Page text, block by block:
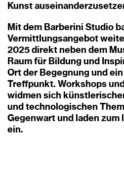
Kunst
Mit dem Barberini Studio
Vermittlungsangebot
2025 direkt neben dem
Raum für Bildung und
Ort der Begegnung und
Treffpunkt. Workshops
widmen sich
und technologischen
Gegenwart und laden zum
ein.